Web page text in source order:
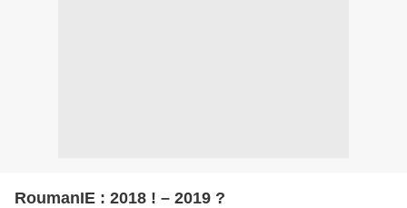
RoumanIE : 2018 ! – 2019 ?